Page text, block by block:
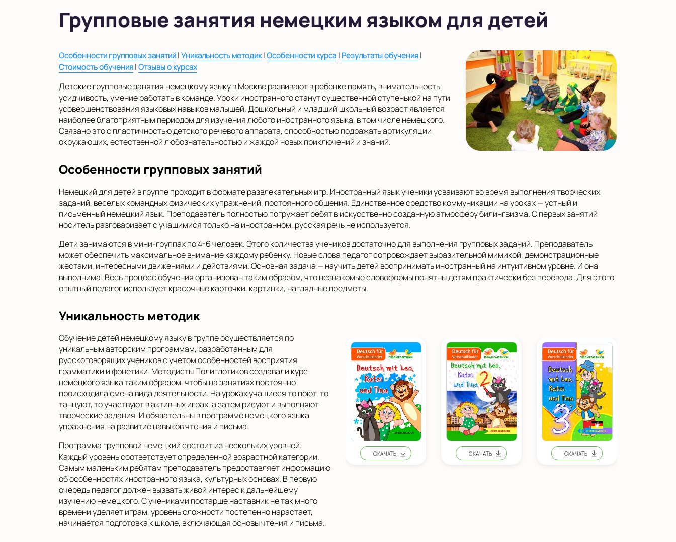
Показать на карте
Групповые занятия немецким языком для детей
Особенности групповых занятий|Уникальность методик|Особенности курса| Результаты обучения|
Стоимость обучения|Отзывы о курсах
Детские групповые занятия немецкому языку в Москве развивают в ребенке память, внимательность,
усидчивость, умение работать в команде. Уроки иностранного станут существенной ступенькой на пути
усовершенствования языковых навыков малышей. Дошкольный и младший школьный возраст является
наиболее благоприятным периодом для изучения любого иностранного языка, в том числе немецкого.
Связано это с пластичностью детского речевого аппарата, способностью подражать артикуляции
окружающих, естественной любознательностью и жаждой новых приключений и знаний.
Особенности групповых занятий
Немецкий для детей в группе проходит в формате развлекательных игр. Иностранный язык ученики усваивают во время выполнения творческих
заданий, веселых командных физических упражнений, постоянного общения. Единственное средство коммуникации на уроках — устный и
письменный немецкий язык. Преподаватель полностью погружает ребят в искусственно созданную атмосферу билингвизма. С первых занятий
носитель разговаривает с учащимися только на иностранном, русская речь не используется.
Дети занимаются в мини-группах по 4-6 человек. Этого количества учеников достаточно для выполнения групповых заданий. Преподаватель
может обеспечить максимальное внимание каждому ребенку. Новые слова педагог сопровождает выразительной мимикой, демонстрационные
жестами, интересными движениями и действиями. Основная задача — научить детей воспринимать иностранный на интуитивном уровне. И она
выполнима! Весь процесс обучения организован таким образом, что незнакомые словоформы понятны детям практически без перевода. Для этого
опытный педагог использует красочные карточки, картинки, наглядные предметы.
Уникальность методик
Обучение детей немецкому языку в группе осуществляется по
уникальным авторским программам, разработанным для
русскоговорящих учеников с учетом особенностей восприятия
грамматики и фонетики. Методисты Полиглотиков создавали курс
немецкого языка таким образом, чтобы на занятиях постоянно
происходила смена вида деятельности. На уроках учащиеся то поют, то
танцуют, то участвуют в активных играх, а затем рисуют и выполняют
творческие задания. И обязательны в программе немецкого языка
упражнения на развитие навыков чтения и письма.
Программа групповой немецкий состоит из нескольких уровней.
Каждый уровень соответствует определенной возрастной категории.
Самым маленьким ребятам преподаватель предоставляет информацию
об особенностях иностранного языка, культурных основах. В первую
очередь педагог должен вызвать живой интерес к дальнейшему
изучению немецкого. С учениками постарше наставник не так много
времени уделяет играм, уровень сложности постепенно нарастает,
начинается подготовка к школе, включающая основы чтения и письма.